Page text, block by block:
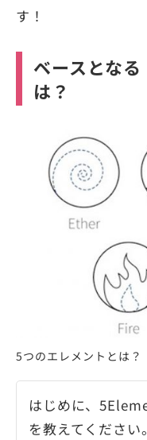
す！
ベースとな
は？
5つのエレメントとは？
はじめに、
を教えてください。